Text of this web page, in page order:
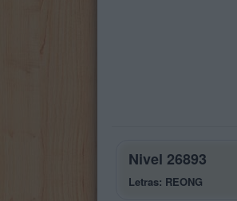
Nivel 26893
Letras: REONG